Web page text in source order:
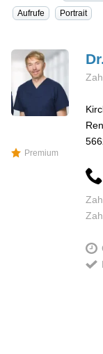
Aufrufe
Portrait
Premium